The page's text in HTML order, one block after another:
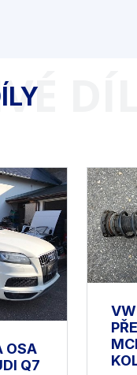
OSA
Q7